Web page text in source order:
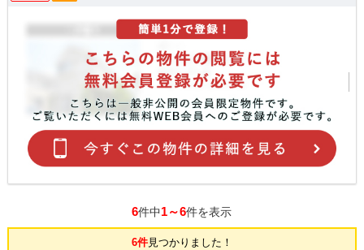
6件中1～6件を表示
6件見つかりました！